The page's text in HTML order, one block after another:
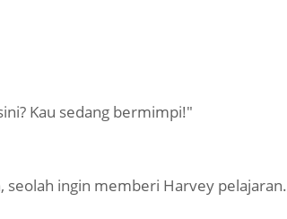
Kau sedang bermimpi!"
seolah ingin memberi Harvey pelajaran.